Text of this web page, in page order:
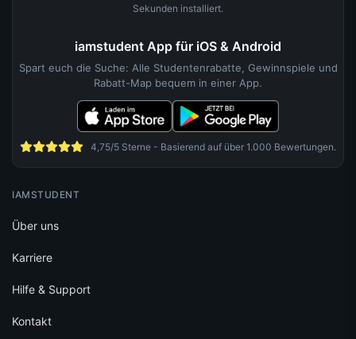
Sekunden installiert.
iamstudent App für iOS & Android
Spart euch die Suche: Alle Studentenrabatte, Gewinnspiele und
Rabatt-Map bequem in einer App.
4,75/5 Sterne - Basierend auf über 1.000 Bewertungen.
IAMSTUDENT
Über uns
Karriere
Hilfe & Support
Kontakt